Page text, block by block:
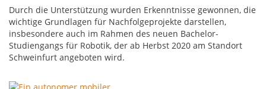
Durch die Unterstützung wurden Erkenntnisse gewonnen, die
wichtige Grundlagen für Nachfolgeprojekte darstellen,
insbesondere auch im Rahmen des neuen Bachelor-
Studiengangs für Robotik, der ab Herbst 2020 am Standort
Schweinfurt angeboten wird.